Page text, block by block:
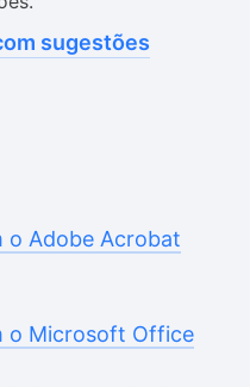
sugestões
o Adobe Acrobat
o Microsoft Office